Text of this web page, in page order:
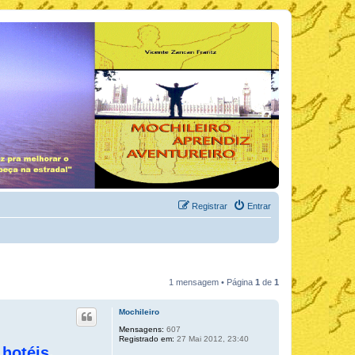
Entrar
Registrar
1 mensagem • Página 1 de 1
Mochileiro
Mensagens: 607
Registrado em: 27 Mai 2012, 23:40